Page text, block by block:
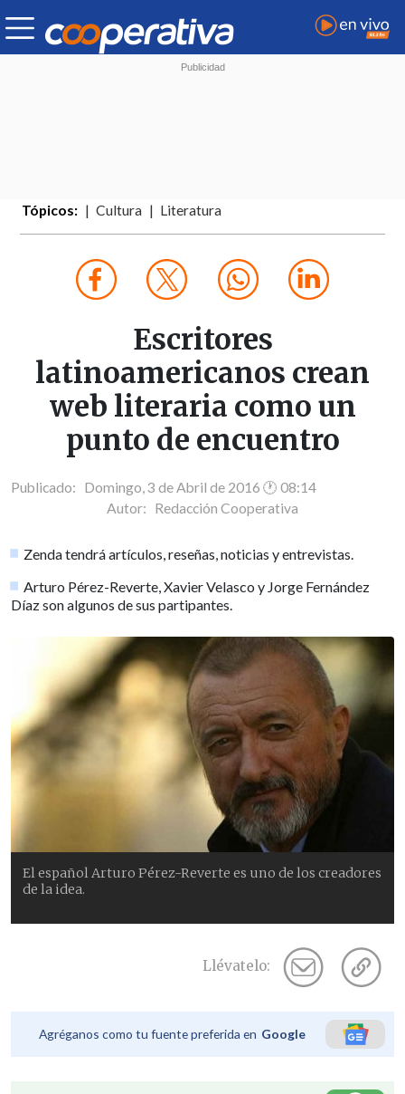
Tópicos: Cultura Literatura
Escritores
latinoamericanos crean
web literaria como un
punto de encuentro
Publicado: Domingo, 3 de Abril de 2016 🕐 08:14
Autor: Redacción Cooperativa
Zenda tendrá artículos, reseñas, noticias y entrevistas.
Arturo Pérez-Reverte, Xavier Velasco y Jorge Fernández
Díaz son algunos de sus partipantes.
El español Arturo Pérez-Reverte es uno de los creadores
de la idea.
Llévatelo:
Agréganos como tu fuente preferida en Google